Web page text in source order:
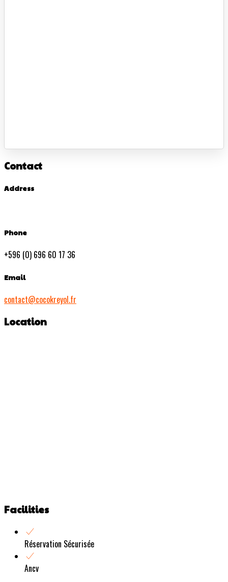
Contact
Address
Phone
+596 (0) 696 60 17 36
Email
contact@cocokreyol.fr
Location
Facilities
Réservation Sécurisée
Ancv